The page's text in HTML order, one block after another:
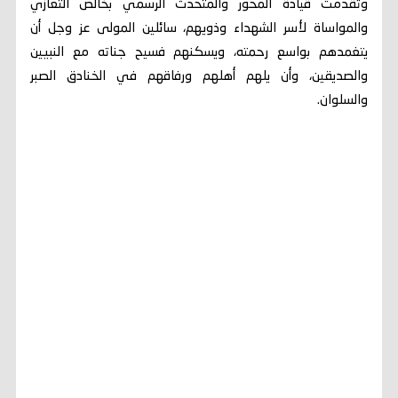
وتقدمت قيادة المحور والمتحدث الرسمي بخالص التعازي
والمواساة لأسر الشهداء وذويهم، سائلين المولى عز وجل أن
يتغمدهم بواسع رحمته، ويسكنهم فسيح جناته مع النبيين
والصديقين، وأن يلهم أهلهم ورفاقهم في الخنادق الصبر
والسلوان.